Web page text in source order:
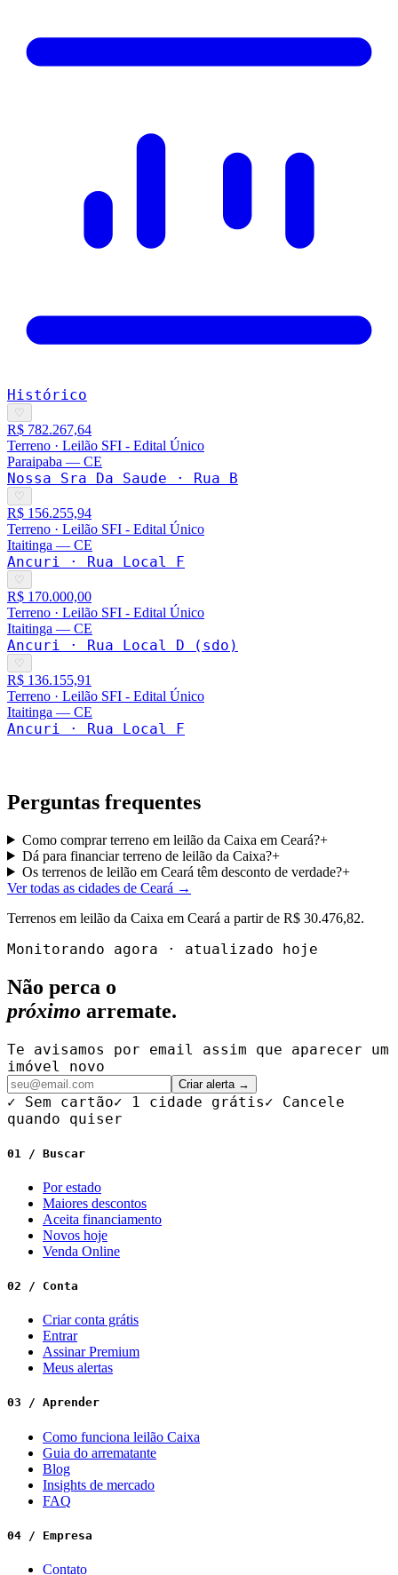
Histórico
♡
R$ 782.267,64
Terreno · Leilão SFI - Edital Único
Paraipaba — CE
Nossa Sra Da Saude · Rua B
♡
R$ 156.255,94
Terreno · Leilão SFI - Edital Único
Itaitinga — CE
Ancuri · Rua Local F
♡
R$ 170.000,00
Terreno · Leilão SFI - Edital Único
Itaitinga — CE
Ancuri · Rua Local D (sdo)
♡
R$ 136.155,91
Terreno · Leilão SFI - Edital Único
Itaitinga — CE
Ancuri · Rua Local F
Perguntas frequentes
Como comprar terreno em leilão da Caixa em Ceará?+
Dá para financiar terreno de leilão da Caixa?+
Os terrenos de leilão em Ceará têm desconto de verdade?+
Ver todas as cidades de Ceará →
Terrenos em leilão da Caixa em Ceará a partir de R$ 30.476,82.
Monitorando agora · atualizado hoje
Não perca o
próximo arremate.
Te avisamos por email assim que aparecer um
imóvel novo
Criar alerta →
✓ Sem cartão✓ 1 cidade grátis✓ Cancele
quando quiser
01 / Buscar
Por estado
Maiores descontos
Aceita financiamento
Novos hoje
Venda Online
02 / Conta
Criar conta grátis
Entrar
Assinar Premium
Meus alertas
03 / Aprender
Como funciona leilão Caixa
Guia do arrematante
Blog
Insights de mercado
FAQ
04 / Empresa
Contato